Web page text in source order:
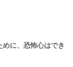
に、恐怖心はでき